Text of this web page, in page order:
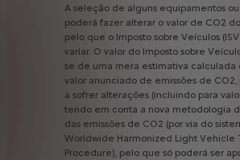
A seleção de alguns equipamentos ou
poderá fazer alterar o valor de CO2 do
pelo que o Imposto sobre Veículos
variar. O valor do Imposto sobre
se de uma mera estimativa calculada
valor anunciado de emissões de CO2,
a sofrer alterações (incluindo para
tendo em conta a nova metodologia
das emissões de CO2 (por via do
Worldwide Harmonized Light Vehicle
Procedure), pelo que só poderá ser